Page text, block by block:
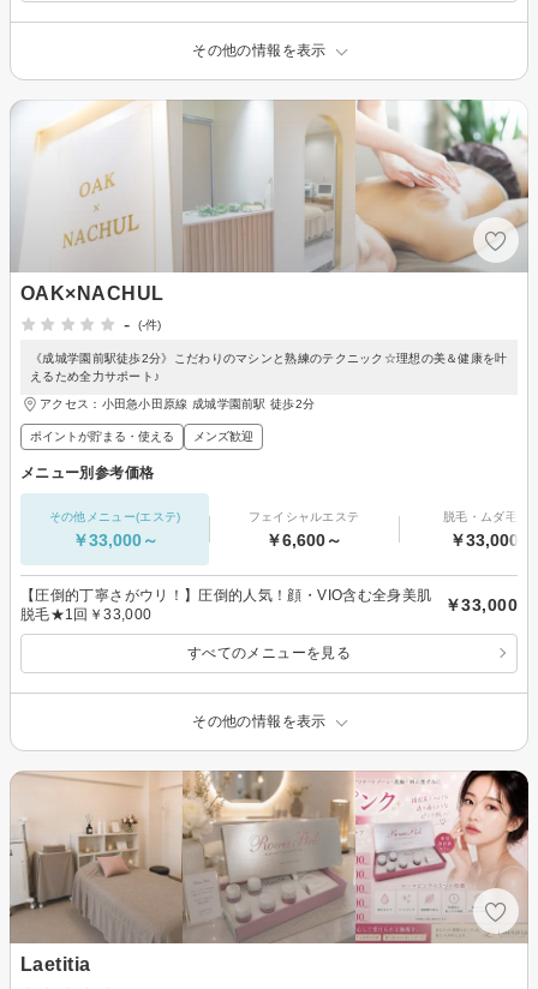
その他の情報を表示
OAK×NACHUL
-
(-件)
《成城学園前駅徒歩2分》こだわりのマシンと熟練のテクニック☆理想の美＆健康を叶
えるため全力サポート♪
アクセス：小田急小田原線 成城学園前駅 徒歩2分
ポイントが貯まる・使える メンズ歓迎
メニュー別参考価格
その他メニュー(エステ)
￥33,000～
フェイシャルエステ
￥6,600～
脱毛・ムダ毛処
￥33,000～
【圧倒的丁寧さがウリ！】圧倒的人気！顔・VIO含む全身美肌
脱毛★1回￥33,000
￥33,000
すべてのメニューを見る
その他の情報を表示
Laetitia